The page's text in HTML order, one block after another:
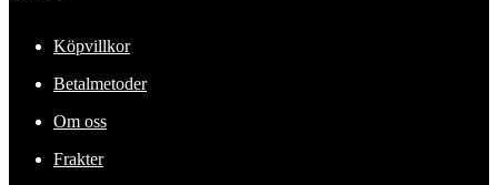
Köpvillkor
Betalmetoder
Om oss
Frakter